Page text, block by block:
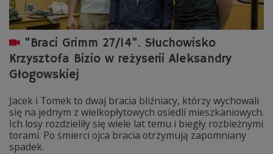
"Braci Grimm 27/14". Słuchowisko
Krzysztofa Bizio w reżyserii Aleksandry
Głogowskiej
Jacek i Tomek to dwaj bracia bliźniacy, którzy wychowali
się na jednym z wielkopłytowych osiedli mieszkaniowych.
Ich losy rozdzieliły się wiele lat temu i biegły rozbieżnymi
torami. Po śmierci ojca bracia otrzymują zapomniany
spadek.